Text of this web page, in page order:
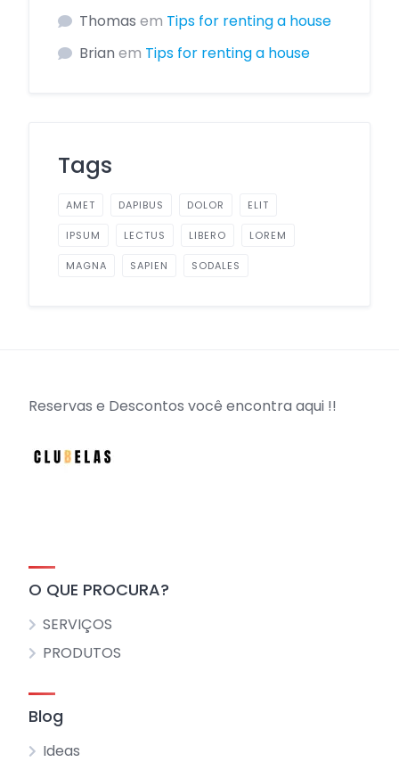
Thomas em Tips for renting a house
Brian em Tips for renting a house
Tags
AMET DAPIBUS DOLOR ELIT
IPSUM LECTUS LIBERO LOREM
MAGNA SAPIEN SODALES
Reservas e Descontos você encontra aqui !!
O QUE PROCURA?
SERVIÇOS
PRODUTOS
Blog
Ideas